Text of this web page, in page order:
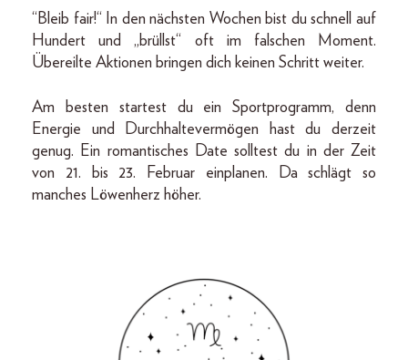
“Bleib fair!“ In den nächsten Wochen bist du schnell auf
Hundert und „brüllst“ oft im falschen Moment.
Übereilte Aktionen bringen dich keinen Schritt weiter.
Am besten startest du ein Sportprogramm, denn
Energie und Durchhaltevermögen hast du derzeit
genug. Ein romantisches Date solltest du in der Zeit
von 21. bis 23. Februar einplanen. Da schlägt so
manches Löwenherz höher.